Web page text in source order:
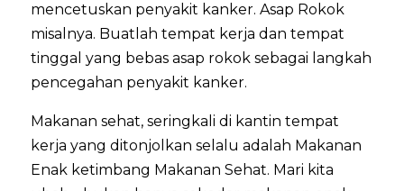
mencetuskan penyakit kanker. Asap Rokok
misalnya. Buatlah tempat kerja dan tempat
tinggal yang bebas asap rokok sebagai langkah
pencegahan penyakit kanker.
Makanan sehat, seringkali di kantin tempat
kerja yang ditonjolkan selalu adalah Makanan
Enak ketimbang Makanan Sehat. Mari kita